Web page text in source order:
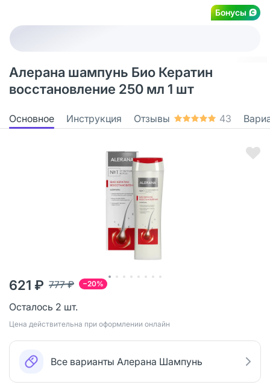
Бонусы
Алерана шампунь Био Кератин
восстановление 250 мл 1 шт
Основное Инструкция Отзывы 43
−20%
777 ₽
621 ₽
Осталось 2 шт.
Цена действительна при оформлении онлайн
Все варианты Алерана Шампунь